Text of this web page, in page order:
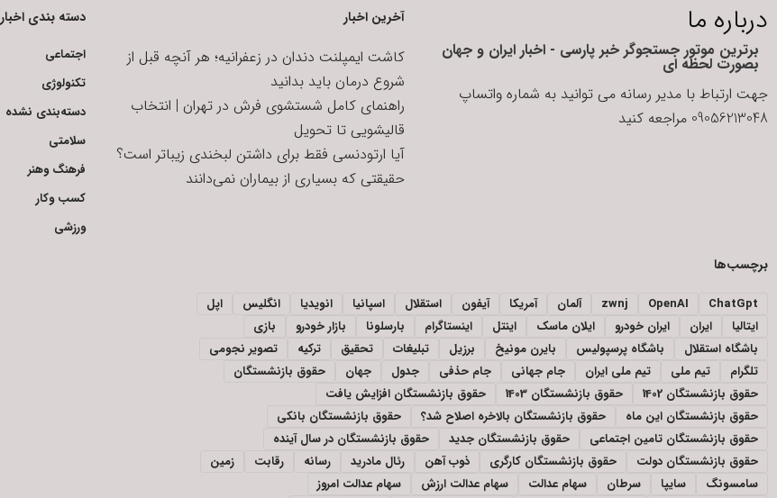
درباره ما
برترین موتور جستجوگر خبر پارسی - اخبار ایران و جهان
بصورت لحظه ای
جهت ارتباط با مدیر رسانه می توانید به شماره واتساپ
09056213048 مراجعه کنید
آخرین اخبار
کاشت ایمپلنت دندان در زعفرانیه؛ هر آنچه قبل از
شروع درمان باید بدانید
راهنمای کامل شستشوی فرش در تهران | انتخاب
قالیشویی تا تحویل
آیا ارتودنسی فقط برای داشتن لبخندی زیباتر است؟
حقیقتی که بسیاری از بیماران نمی‌دانند
دسته بندی اخبار
اجتماعی
تکنولوژی
دسته‌بندی نشده
سلامتی
فرهنگ وهنر
کسب وکار
ورزشی
برچسب‌ها
ChatGpt
OpenAI
zwnj آلمان آمریکا آیفون استقلال اسپانیا انویدیا انگلیس
اپل
ایتالیا
ایران ایران خودرو ایلان ماسک اینتل اینستاگرام بارسلونا بازار خودرو
بازی
باشگاه استقلال
باشگاه پرسپولیس بایرن مونیخ برزیل تبلیغات تحقیق ترکیه
تصویر نجومی
تلگرام
تیم ملی تیم ملی ایران جام جهانی جام حذفی جدول جهان
حقوق بازنشستگان
حقوق بازنشستگان 1402
حقوق بازنشستگان 1403
حقوق بازنشستگان افزایش یافت
حقوق بازنشستگان این ماه
حقوق بازنشستگان بالاخره اصلاح شد؟
حقوق بازنشستگان بانکی
حقوق بازنشستگان تامین اجتماعی
حقوق بازنشستگان جدید
حقوق بازنشستگان در سال آینده
حقوق بازنشستگان دولت
حقوق بازنشستگان کارگری ذوب آهن رئال مادرید رسانه رقابت
زمین
سامسونگ
سایپا سرطان سهام عدالت سهام عدالت ارزش
سهام عدالت امروز